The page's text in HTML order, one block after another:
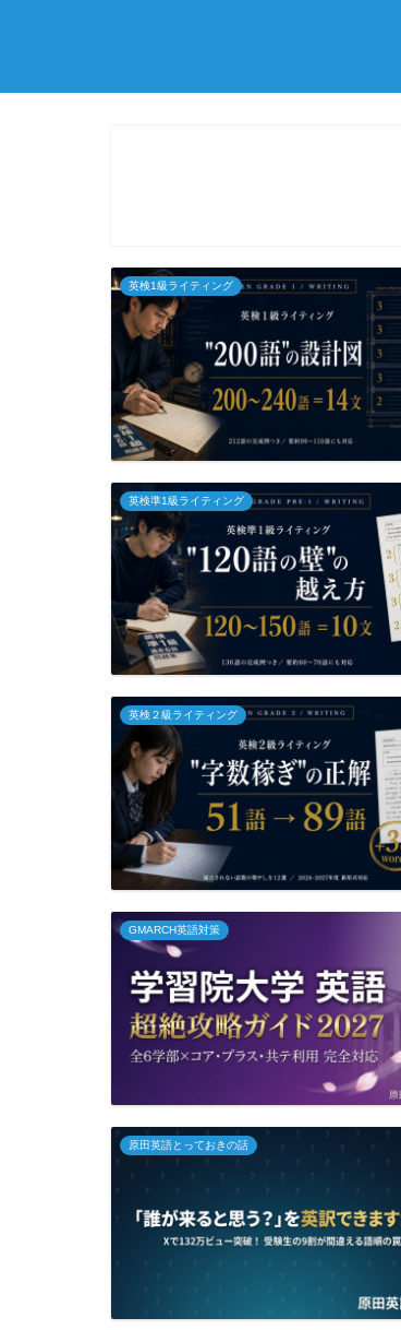
英検1級ライティング
英検準1級ライティング
英検２級ライティング
GMARCH英語対策
原田英語とっておきの話